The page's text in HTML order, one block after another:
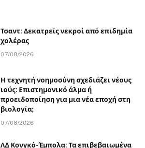
Τσαντ: Δεκατρείς νεκροί από επιδημία
χολέρας
07/08/2026
Η τεχνητή νοημοσύνη σχεδιάζει νέους
ιούς: Επιστημονικό άλμα ή
προειδοποίηση για μια νέα εποχή στη
βιολογία;
07/08/2026
ΛΔ Κονγκό-Έμπολα: Τα επιβεβαιωμένα